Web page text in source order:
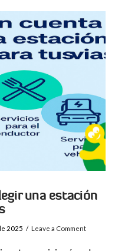
una estación
2025 Leave a Comment